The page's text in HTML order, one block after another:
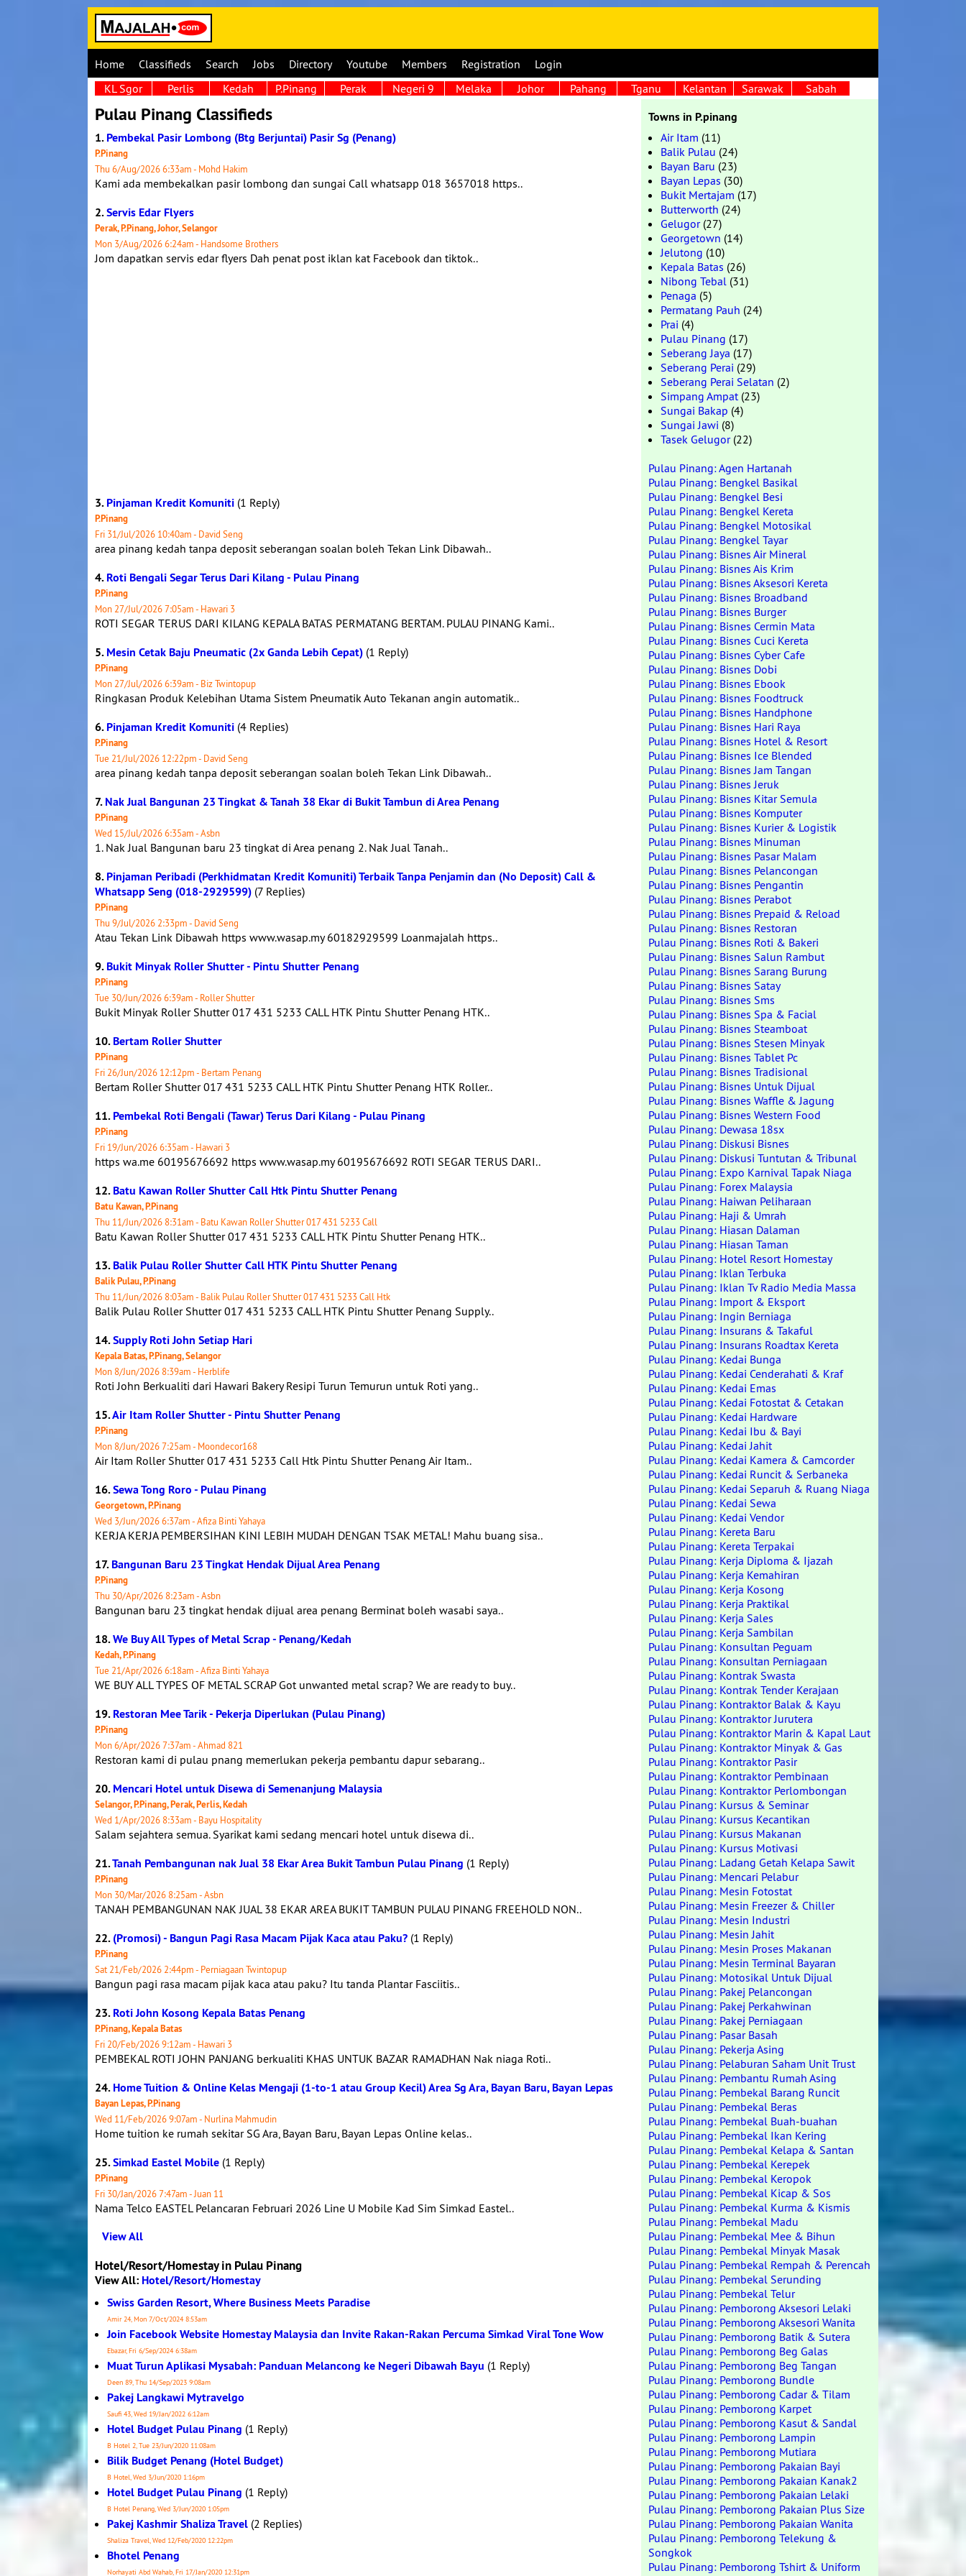
Home Classifieds Search Jobs Directory Youtube Members Registration
Login
KL Sgor
Perlis Kedah P.Pinang Perak Negeri 9 Melaka Johor Pahang Tganu Kelantan Sarawak Sabah
Pulau Pinang Classifieds
1.Pembekal Pasir Lombong (Btg Berjuntai) Pasir Sg (Penang)
P.Pinang
Thu 6/Aug/2026 6:33am - Mohd Hakim
Kami ada membekalkan pasir lombong dan sungai Call whatsapp 018 3657018 https..
2.Servis Edar Flyers
Perak, P.Pinang, Johor, Selangor
Mon 3/Aug/2026 6:24am - Handsome Brothers
Jom dapatkan servis edar flyers Dah penat post iklan kat Facebook dan tiktok..
3.Pinjaman Kredit Komuniti (1 Reply)
P.Pinang
Fri 31/Jul/2026 10:40am - David Seng
area pinang kedah tanpa deposit seberangan soalan boleh Tekan Link Dibawah..
4.Roti Bengali Segar Terus Dari Kilang - Pulau Pinang
P.Pinang
Mon 27/Jul/2026 7:05am - Hawari 3
ROTI SEGAR TERUS DARI KILANG KEPALA BATAS PERMATANG BERTAM. PULAU PINANG Kami..
5.Mesin Cetak Baju Pneumatic (2x Ganda Lebih Cepat) (1 Reply)
P.Pinang
Mon 27/Jul/2026 6:39am - Biz Twintopup
Ringkasan Produk Kelebihan Utama Sistem Pneumatik Auto Tekanan angin automatik..
6.Pinjaman Kredit Komuniti (4 Replies)
P.Pinang
Tue 21/Jul/2026 12:22pm - David Seng
area pinang kedah tanpa deposit seberangan soalan boleh Tekan Link Dibawah..
7.Nak Jual Bangunan 23 Tingkat & Tanah 38 Ekar di Bukit Tambun di Area Penang
P.Pinang
Wed 15/Jul/2026 6:35am - Asbn
1. Nak Jual Bangunan baru 23 tingkat di Area penang 2. Nak Jual Tanah..
8.Pinjaman Peribadi (Perkhidmatan Kredit Komuniti) Terbaik Tanpa Penjamin dan (No Deposit) Call &
Whatsapp Seng (018-2929599) (7 Replies)
P.Pinang
Thu 9/Jul/2026 2:33pm - David Seng
Atau Tekan Link Dibawah https www.wasap.my 60182929599 Loanmajalah https..
9.Bukit Minyak Roller Shutter - Pintu Shutter Penang
P.Pinang
Tue 30/Jun/2026 6:39am - Roller Shutter
Bukit Minyak Roller Shutter 017 431 5233 CALL HTK Pintu Shutter Penang HTK..
10.Bertam Roller Shutter
P.Pinang
Fri 26/Jun/2026 12:12pm - Bertam Penang
Bertam Roller Shutter 017 431 5233 CALL HTK Pintu Shutter Penang HTK Roller..
11.Pembekal Roti Bengali (Tawar) Terus Dari Kilang - Pulau Pinang
P.Pinang
Fri 19/Jun/2026 6:35am - Hawari 3
https wa.me 60195676692 https www.wasap.my 60195676692 ROTI SEGAR TERUS DARI..
12.Batu Kawan Roller Shutter Call Htk Pintu Shutter Penang
Batu Kawan, P.Pinang
Thu 11/Jun/2026 8:31am - Batu Kawan Roller Shutter 017 431 5233 Call
Batu Kawan Roller Shutter 017 431 5233 CALL HTK Pintu Shutter Penang HTK..
13.Balik Pulau Roller Shutter Call HTK Pintu Shutter Penang
Balik Pulau, P.Pinang
Thu 11/Jun/2026 8:03am - Balik Pulau Roller Shutter 017 431 5233 Call Htk
Balik Pulau Roller Shutter 017 431 5233 CALL HTK Pintu Shutter Penang Supply..
14.Supply Roti John Setiap Hari
Kepala Batas, P.Pinang, Selangor
Mon 8/Jun/2026 8:39am - Herblife
Roti John Berkualiti dari Hawari Bakery Resipi Turun Temurun untuk Roti yang..
15.Air Itam Roller Shutter - Pintu Shutter Penang
P.Pinang
Mon 8/Jun/2026 7:25am - Moondecor168
Air Itam Roller Shutter 017 431 5233 Call Htk Pintu Shutter Penang Air Itam..
16.Sewa Tong Roro - Pulau Pinang
Georgetown, P.Pinang
Wed 3/Jun/2026 6:37am - Afiza Binti Yahaya
KERJA KERJA PEMBERSIHAN KINI LEBIH MUDAH DENGAN TSAK METAL! Mahu buang sisa..
17.Bangunan Baru 23 Tingkat Hendak Dijual Area Penang
P.Pinang
Thu 30/Apr/2026 8:23am - Asbn
Bangunan baru 23 tingkat hendak dijual area penang Berminat boleh wasabi saya..
18.We Buy All Types of Metal Scrap - Penang/Kedah
Kedah, P.Pinang
Tue 21/Apr/2026 6:18am - Afiza Binti Yahaya
WE BUY ALL TYPES OF METAL SCRAP Got unwanted metal scrap? We are ready to buy..
19.Restoran Mee Tarik - Pekerja Diperlukan (Pulau Pinang)
P.Pinang
Mon 6/Apr/2026 7:37am - Ahmad 821
Restoran kami di pulau pnang memerlukan pekerja pembantu dapur sebarang..
20.Mencari Hotel untuk Disewa di Semenanjung Malaysia
Selangor, P.Pinang, Perak, Perlis, Kedah
Wed 1/Apr/2026 8:33am - Bayu Hospitality
Salam sejahtera semua. Syarikat kami sedang mencari hotel untuk disewa di..
21.Tanah Pembangunan nak Jual 38 Ekar Area Bukit Tambun Pulau Pinang (1 Reply)
P.Pinang
Mon 30/Mar/2026 8:25am - Asbn
TANAH PEMBANGUNAN NAK JUAL 38 EKAR AREA BUKIT TAMBUN PULAU PINANG FREEHOLD NON..
22.(Promosi) - Bangun Pagi Rasa Macam Pijak Kaca atau Paku? (1 Reply)
P.Pinang
Sat 21/Feb/2026 2:44pm - Perniagaan Twintopup
Bangun pagi rasa macam pijak kaca atau paku? Itu tanda Plantar Fasciitis..
23.Roti John Kosong Kepala Batas Penang
P.Pinang, Kepala Batas
Fri 20/Feb/2026 9:12am - Hawari 3
PEMBEKAL ROTI JOHN PANJANG berkualiti KHAS UNTUK BAZAR RAMADHAN Nak niaga Roti..
24.Home Tuition & Online Kelas Mengaji (1-to-1 atau Group Kecil) Area Sg Ara, Bayan Baru, Bayan Lepas
Bayan Lepas, P.Pinang
Wed 11/Feb/2026 9:07am - Nurlina Mahmudin
Home tuition ke rumah sekitar SG Ara, Bayan Baru, Bayan Lepas Online kelas..
25.Simkad Eastel Mobile (1 Reply)
P.Pinang
Fri 30/Jan/2026 7:47am - Juan 11
Nama Telco EASTEL Pelancaran Februari 2026 Line U Mobile Kad Sim Simkad Eastel..
View All
Hotel/Resort/Homestay in Pulau Pinang
View All: Hotel/Resort/Homestay
Swiss Garden Resort, Where Business Meets Paradise
Amir 24, Mon 7/Oct/2024 8:53am
Join Facebook Website Homestay Malaysia dan Invite Rakan-Rakan Percuma Simkad Viral Tone Wow
Ebazar, Fri 6/Sep/2024 6:38am
Muat Turun Aplikasi Mysabah: Panduan Melancong ke Negeri Dibawah Bayu (1 Reply)
Deen 89, Thu 14/Sep/2023 9:08am
Pakej Langkawi Mytravelgo
Saufi 43, Wed 19/Jan/2022 6:12am
Hotel Budget Pulau Pinang (1 Reply)
B Hotel 2, Tue 23/Jun/2020 11:08am
Bilik Budget Penang (Hotel Budget)
B Hotel, Wed 3/Jun/2020 1:16pm
Hotel Budget Pulau Pinang (1 Reply)
B Hotel Penang, Wed 3/Jun/2020 1:05pm
Pakej Kashmir Shaliza Travel (2 Replies)
Shaliza Travel, Wed 12/Feb/2020 12:22pm
Bhotel Penang
Norhayati Abd Wahab, Fri 17/Jan/2020 12:31pm
Towns in P.pinang
Air Itam (11)
Balik Pulau (24)
Bayan Baru (23)
Bayan Lepas (30)
Bukit Mertajam (17)
Butterworth (24)
Gelugor(27)
Georgetown (14)
Jelutong (10)
Kepala Batas (26)
Nibong Tebal (31)
Penaga (5)
Permatang Pauh (24)
Prai (4)
Pulau Pinang (17)
Seberang Jaya (17)
Seberang Perai (29)
Seberang Perai Selatan (2)
Simpang Ampat(23)
Sungai Bakap (4)
Sungai Jawi (8)
Tasek Gelugor(22)
Pulau Pinang: Agen Hartanah
Pulau Pinang: Bengkel Basikal
Pulau Pinang: Bengkel Besi
Pulau Pinang: Bengkel Kereta
Pulau Pinang: Bengkel Motosikal
Pulau Pinang: Bengkel Tayar
Pulau Pinang: Bisnes Air Mineral
Pulau Pinang: Bisnes Ais Krim
Pulau Pinang: Bisnes Aksesori Kereta
Pulau Pinang: Bisnes Broadband
Pulau Pinang: Bisnes Burger
Pulau Pinang: Bisnes Cermin Mata
Pulau Pinang: Bisnes Cuci Kereta
Pulau Pinang: Bisnes Cyber Cafe
Pulau Pinang: Bisnes Dobi
Pulau Pinang: Bisnes Ebook
Pulau Pinang: Bisnes Foodtruck
Pulau Pinang: Bisnes Handphone
Pulau Pinang: Bisnes Hari Raya
Pulau Pinang: Bisnes Hotel & Resort
Pulau Pinang: Bisnes Ice Blended
Pulau Pinang: Bisnes Jam Tangan
Pulau Pinang: Bisnes Jeruk
Pulau Pinang: Bisnes Kitar Semula
Pulau Pinang: Bisnes Komputer
Pulau Pinang: Bisnes Kurier & Logistik
Pulau Pinang: Bisnes Minuman
Pulau Pinang: Bisnes Pasar Malam
Pulau Pinang: Bisnes Pelancongan
Pulau Pinang: Bisnes Pengantin
Pulau Pinang: Bisnes Perabot
Pulau Pinang: Bisnes Prepaid & Reload
Pulau Pinang: Bisnes Restoran
Pulau Pinang: Bisnes Roti & Bakeri
Pulau Pinang: Bisnes Salun Rambut
Pulau Pinang: Bisnes Sarang Burung
Pulau Pinang: Bisnes Satay
Pulau Pinang: Bisnes Sms
Pulau Pinang: Bisnes Spa & Facial
Pulau Pinang: Bisnes Steamboat
Pulau Pinang: Bisnes Stesen Minyak
Pulau Pinang: Bisnes Tablet Pc
Pulau Pinang: Bisnes Tradisional
Pulau Pinang: Bisnes Untuk Dijual
Pulau Pinang: Bisnes Waffle & Jagung
Pulau Pinang: Bisnes Western Food
Pulau Pinang: Dewasa 18sx
Pulau Pinang: Diskusi Bisnes
Pulau Pinang: Diskusi Tuntutan & Tribunal
Pulau Pinang: Expo Karnival Tapak Niaga
Pulau Pinang: Forex Malaysia
Pulau Pinang: Haiwan Peliharaan
Pulau Pinang: Haji & Umrah
Pulau Pinang: Hiasan Dalaman
Pulau Pinang: Hiasan Taman
Pulau Pinang: Hotel Resort Homestay
Pulau Pinang: Iklan Terbuka
Pulau Pinang: Iklan Tv Radio Media Massa
Pulau Pinang: Import & Eksport
Pulau Pinang: Ingin Berniaga
Pulau Pinang: Insurans & Takaful
Pulau Pinang: Insurans Roadtax Kereta
Pulau Pinang: Kedai Bunga
Pulau Pinang: Kedai Cenderahati & Kraf
Pulau Pinang: Kedai Emas
Pulau Pinang: Kedai Fotostat & Cetakan
Pulau Pinang: Kedai Hardware
Pulau Pinang: Kedai Ibu & Bayi
Pulau Pinang: Kedai Jahit
Pulau Pinang: Kedai Kamera & Camcorder
Pulau Pinang: Kedai Runcit & Serbaneka
Pulau Pinang: Kedai Separuh & Ruang Niaga
Pulau Pinang: Kedai Sewa
Pulau Pinang: Kedai Vendor
Pulau Pinang: Kereta Baru
Pulau Pinang: Kereta Terpakai
Pulau Pinang: Kerja Diploma & Ijazah
Pulau Pinang: Kerja Kemahiran
Pulau Pinang: Kerja Kosong
Pulau Pinang: Kerja Praktikal
Pulau Pinang: Kerja Sales
Pulau Pinang: Kerja Sambilan
Pulau Pinang: Konsultan Peguam
Pulau Pinang: Konsultan Perniagaan
Pulau Pinang: Kontrak Swasta
Pulau Pinang: Kontrak Tender Kerajaan
Pulau Pinang: Kontraktor Balak & Kayu
Pulau Pinang: Kontraktor Jurutera
Pulau Pinang: Kontraktor Marin & Kapal Laut
Pulau Pinang: Kontraktor Minyak & Gas
Pulau Pinang: Kontraktor Pasir
Pulau Pinang: Kontraktor Pembinaan
Pulau Pinang: Kontraktor Perlombongan
Pulau Pinang: Kursus & Seminar
Pulau Pinang: Kursus Kecantikan
Pulau Pinang: Kursus Makanan
Pulau Pinang: Kursus Motivasi
Pulau Pinang: Ladang Getah Kelapa Sawit
Pulau Pinang: Mencari Pelabur
Pulau Pinang: Mesin Fotostat
Pulau Pinang: Mesin Freezer & Chiller
Pulau Pinang: Mesin Industri
Pulau Pinang: Mesin Jahit
Pulau Pinang: Mesin Proses Makanan
Pulau Pinang: Mesin Terminal Bayaran
Pulau Pinang: Motosikal Untuk Dijual
Pulau Pinang: Pakej Pelancongan
Pulau Pinang: Pakej Perkahwinan
Pulau Pinang: Pakej Perniagaan
Pulau Pinang: Pasar Basah
Pulau Pinang: Pekerja Asing
Pulau Pinang: Pelaburan Saham Unit Trust
Pulau Pinang: Pembantu Rumah Asing
Pulau Pinang: Pembekal Barang Runcit
Pulau Pinang: Pembekal Beras
Pulau Pinang: Pembekal Buah-buahan
Pulau Pinang: Pembekal Ikan Kering
Pulau Pinang: Pembekal Kelapa & Santan
Pulau Pinang: Pembekal Kerepek
Pulau Pinang: Pembekal Keropok
Pulau Pinang: Pembekal Kicap & Sos
Pulau Pinang: Pembekal Kurma & Kismis
Pulau Pinang: Pembekal Madu
Pulau Pinang: Pembekal Mee & Bihun
Pulau Pinang: Pembekal Minyak Masak
Pulau Pinang: Pembekal Rempah & Perencah
Pulau Pinang: Pembekal Serunding
Pulau Pinang: Pembekal Telur
Pulau Pinang: Pemborong Aksesori Lelaki
Pulau Pinang: Pemborong Aksesori Wanita
Pulau Pinang: Pemborong Batik & Sutera
Pulau Pinang: Pemborong Beg Galas
Pulau Pinang: Pemborong Beg Tangan
Pulau Pinang: Pemborong Bundle
Pulau Pinang: Pemborong Cadar & Tilam
Pulau Pinang: Pemborong Karpet
Pulau Pinang: Pemborong Kasut & Sandal
Pulau Pinang: Pemborong Lampin
Pulau Pinang: Pemborong Mutiara
Pulau Pinang: Pemborong Pakaian Bayi
Pulau Pinang: Pemborong Pakaian Kanak2
Pulau Pinang: Pemborong Pakaian Lelaki
Pulau Pinang: Pemborong Pakaian Plus Size
Pulau Pinang: Pemborong Pakaian Wanita
Pulau Pinang: Pemborong Telekung &
Songkok
Pulau Pinang: Pemborong Tshirt & Uniform